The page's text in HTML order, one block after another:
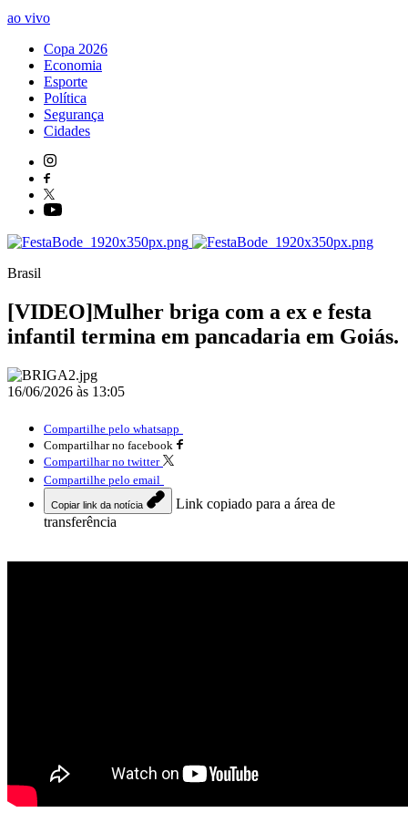
ao vivo
Copa 2026
Economia
Esporte
Política
Segurança
Cidades
Brasil
[VIDEO]Mulher briga com a ex e festa
infantil termina em pancadaria em Goiás.
16/06/2026 às 13:05
Compartilhe pelo whatsapp
Compartilhar no facebook
Compartilhar no twitter
Compartilhe pelo email
Copiar link da notícia
Link copiado para a área de
transferência